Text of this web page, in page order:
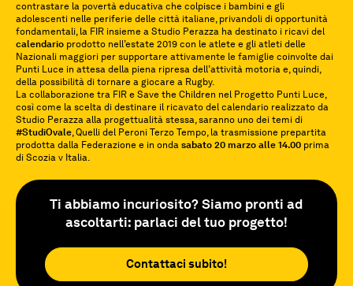
contrastare la povertà educativa che colpisce i bambini e gli
adolescenti nelle periferie delle città italiane, privandoli di opportunità
fondamentali, la FIR insieme a Studio Perazza ha destinato i ricavi del
calendario prodotto nell’estate 2019 con le atlete e gli atleti delle
Nazionali maggiori per supportare attivamente le famiglie coinvolte dai
Punti Luce in attesa della piena ripresa dell’attività motoria e, quindi,
della possibilità di tornare a giocare a Rugby.
La collaborazione tra FIR e Save the Children nel Progetto Punti Luce,
così come la scelta di destinare il ricavato del calendario realizzato da
Studio Perazza alla progettualità stessa, saranno uno dei temi di
#StudiOvale, Quelli del Peroni Terzo Tempo, la trasmissione prepartita
prodotta dalla Federazione e in onda sabato 20 marzo alle 14.00 prima
di Scozia v Italia.
Ti abbiamo incuriosito? Siamo pronti ad
ascoltarti: parlaci del tuo progetto!
Contattaci subito!